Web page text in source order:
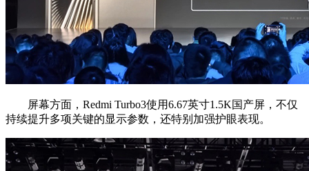
屏幕方面，Redmi Turbo3使用6.67英寸1.5K国产屏，不仅
持续提升多项关键的显示参数，还特别加强护眼表现。